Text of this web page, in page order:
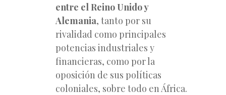
entre el Reino Unido y
Alemania, tanto por su
rivalidad como principales
potencias industriales y
financieras, como por la
oposición de sus políticas
coloniales, sobre todo en África.